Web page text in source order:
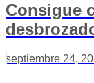
Consigue
septiembre 24,